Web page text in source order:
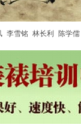
李雪铭 林长利 陈学儒